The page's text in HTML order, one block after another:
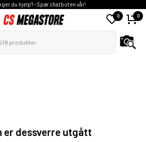
du hjelp? - Spør chatboten vår!
0 0
er dessverre utgått